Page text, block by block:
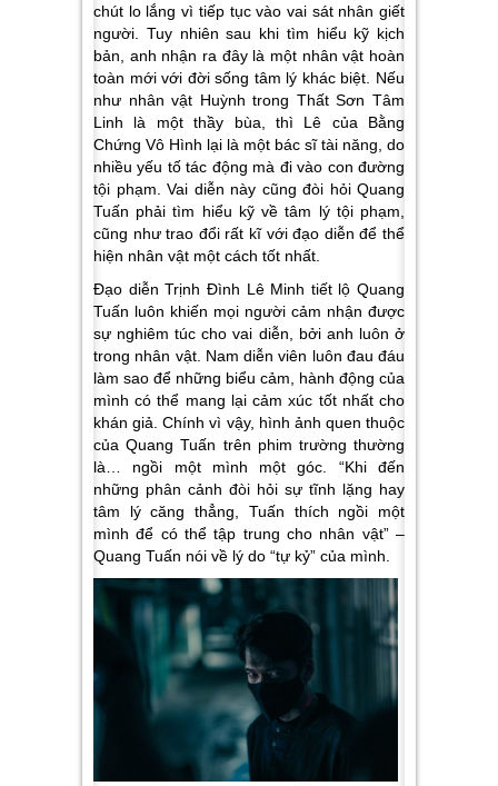
chút lo lắng vì tiếp tục vào vai sát nhân giết
người. Tuy nhiên sau khi tìm hiểu kỹ kịch
bản, anh nhận ra đây là một nhân vật hoàn
toàn mới với đời sống tâm lý khác biệt. Nếu
như nhân vật Huỳnh trong Thất Sơn Tâm
Linh là một thầy bùa, thì Lê của Bằng
Chứng Vô Hình lại là một bác sĩ tài năng, do
nhiều yếu tố tác động mà đi vào con đường
tội phạm. Vai diễn này cũng đòi hỏi Quang
Tuấn phải tìm hiểu kỹ về tâm lý tội phạm,
cũng như trao đổi rất kĩ với đạo diễn để thể
hiện nhân vật một cách tốt nhất.
Đạo diễn Trịnh Đình Lê Minh tiết lộ Quang
Tuấn luôn khiến mọi người cảm nhận được
sự nghiêm túc cho vai diễn, bởi anh luôn ở
trong nhân vật. Nam diễn viên luôn đau đáu
làm sao để những biểu cảm, hành động của
mình có thể mang lại cảm xúc tốt nhất cho
khán giả. Chính vì vậy, hình ảnh quen thuộc
của Quang Tuấn trên phim trường thường
là… ngồi một mình một góc. “Khi đến
những phân cảnh đòi hỏi sự tĩnh lặng hay
tâm lý căng thẳng, Tuấn thích ngồi một
mình để có thể tập trung cho nhân vật” –
Quang Tuấn nói về lý do “tự kỷ” của mình.